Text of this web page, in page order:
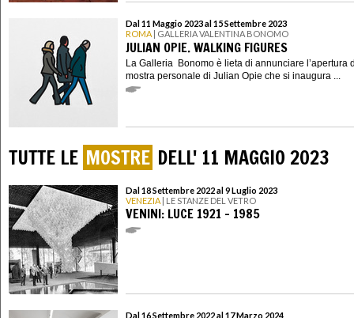
Dal 11 Maggio 2023 al 15 Settembre 2023
ROMA | GALLERIA VALENTINA BONOMO
JULIAN OPIE. WALKING FIGURES
La Galleria Bonomo è lieta di annunciare l’apertura
mostra personale di Julian Opie che si inaugura ...
TUTTE LE MOSTRE DELL' 11 MAGGIO 2023
Dal 18 Settembre 2022 al 9 Luglio 2023
VENEZIA | LE STANZE DEL VETRO
VENINI: LUCE 1921 – 1985
Dal 16 Settembre 2022 al 17 Marzo 2024